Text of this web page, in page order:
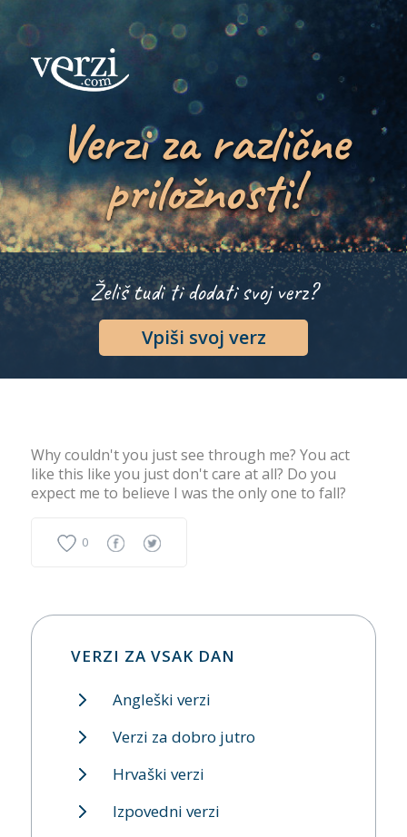
Verzi za različne
priložnosti!
Želiš tudi ti dodati svoj verz?
Vpiši svoj verz
Why couldn't you just see through me? You act
like this like you just don't care at all? Do you
expect me to believe I was the only one to fall?
0
VERZI ZA VSAK DAN
Angleški verzi
Verzi za dobro jutro
Hrvaški verzi
Izpovedni verzi